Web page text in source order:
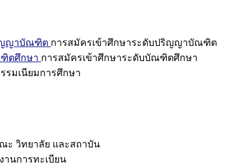
ญญาบัณฑิต การสมัครเข้าศึกษาระดับปริญญาบัณฑิต
ตศึกษา การสมัครเข้าศึกษาระดับบัณฑิตศึกษา
รมเนียมการศึกษา
ะ วิทยาลัย และสถาบัน
านการทะเบียน